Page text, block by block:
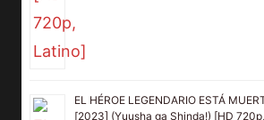
EL HÉROE LEGENDARIO ESTÁ
[2023] (Yuusha ga Shinda!) [HD